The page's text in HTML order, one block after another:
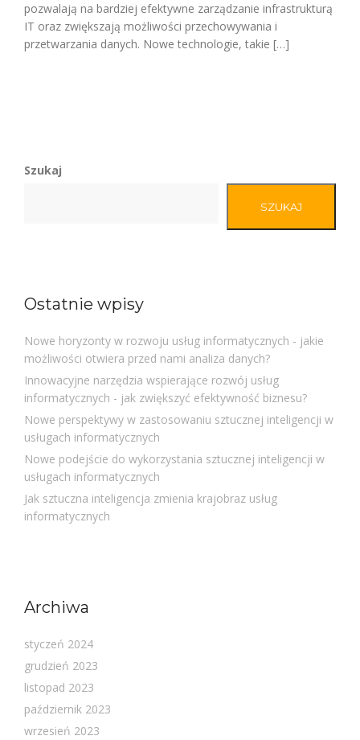
pozwalają na bardziej efektywne zarządzanie infrastrukturą
IT oraz zwiększają możliwości przechowywania i
przetwarzania danych. Nowe technologie, takie […]
Szukaj
SZUKAJ
Ostatnie wpisy
Nowe horyzonty w rozwoju usług informatycznych - jakie
możliwości otwiera przed nami analiza danych?
Innowacyjne narzędzia wspierające rozwój usług
informatycznych - jak zwiększyć efektywność biznesu?
Nowe perspektywy w zastosowaniu sztucznej inteligencji w
usługach informatycznych
Nowe podejście do wykorzystania sztucznej inteligencji w
usługach informatycznych
Jak sztuczna inteligencja zmienia krajobraz usług
informatycznych
Archiwa
styczeń 2024
grudzień 2023
listopad 2023
październik 2023
wrzesień 2023